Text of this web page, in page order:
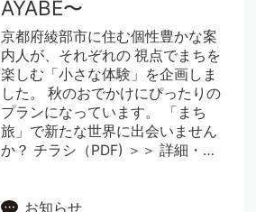
AYABE〜
京都府綾部市に住む個性豊かな案
内人が、それぞれの 視点でまちを
楽しむ「小さな体験」を企画しま
した。 秋のおでかけにぴったりの
プランになっています。 「まち
旅」で新たな世界に出会いません
か？ チラシ（PDF) ＞＞ 詳細・…
お知らせ